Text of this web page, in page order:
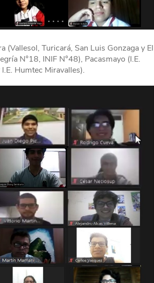
Turicará, San Luis Gonzaga y El
N°18, INIF N°48), Pacasmayo (I.E.
Humtec Miravalles).